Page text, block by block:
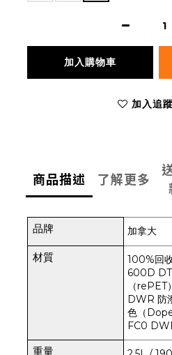
加入購物車
加入追
商品描述 了解更多
品牌 加拿大
材質
100%回
600D
（
DWR 防
色（
FC0
重量